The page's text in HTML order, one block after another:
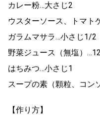
カレー粉…大さじ2
ウスターソース、トマト
ガラムマサラ…小さじ1/2
野菜ジュース（無塩）
はちみつ…小さじ1
スープの素（顆粒、コン
【作り方】